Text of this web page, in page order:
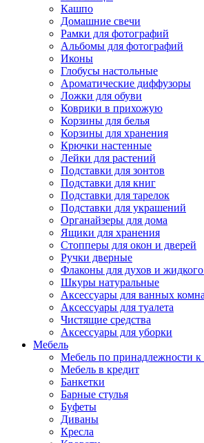
Кашпо
Домашние свечи
Рамки для фотографий
Альбомы для фотографий
Иконы
Глобусы настольные
Ароматические диффузоры
Ложки для обуви
Коврики в прихожую
Корзины для белья
Корзины для хранения
Крючки настенные
Лейки для растений
Подставки для зонтов
Подставки для книг
Подставки для тарелок
Подставки для украшений
Органайзеры для дома
Ящики для хранения
Стопперы для окон и дверей
Ручки дверные
Флаконы для духов и
Шкуры натуральные
Аксессуары для ванных
Аксессуары для туалета
Чистящие средства
Аксессуары для уборки
Мебель
Мебель по принадлежности к
Мебель в кредит
Банкетки
Барные стулья
Буфеты
Диваны
Кресла